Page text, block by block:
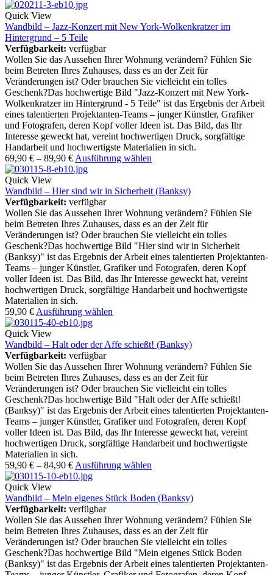
Quick View
Wandbild – Jazz-Konzert mit New York-Wolkenkratzer im
Hintergrund – 5 Teile
Verfügbarkeit: verfügbar
Wollen Sie das Aussehen Ihrer Wohnung verändern? Fühlen Sie
beim Betreten Ihres Zuhauses, dass es an der Zeit für
Veränderungen ist? Oder brauchen Sie vielleicht ein tolles
Geschenk?Das hochwertige Bild "Jazz-Konzert mit New York-
Wolkenkratzer im Hintergrund - 5 Teile" ist das Ergebnis der Arbeit
eines talentierten Projektanten-Teams – junger Künstler, Grafiker
und Fotografen, deren Kopf voller Ideen ist. Das Bild, das Ihr
Interesse geweckt hat, vereint hochwertigen Druck, sorgfältige
Handarbeit und hochwertigste Materialien in sich.
69,90 € – 89,90 € Ausführung wählen
Quick View
Wandbild – Hier sind wir in Sicherheit (Banksy)
Verfügbarkeit: verfügbar
Wollen Sie das Aussehen Ihrer Wohnung verändern? Fühlen Sie
beim Betreten Ihres Zuhauses, dass es an der Zeit für
Veränderungen ist? Oder brauchen Sie vielleicht ein tolles
Geschenk?Das hochwertige Bild "Hier sind wir in Sicherheit
(Banksy)" ist das Ergebnis der Arbeit eines talentierten Projektanten-
Teams – junger Künstler, Grafiker und Fotografen, deren Kopf
voller Ideen ist. Das Bild, das Ihr Interesse geweckt hat, vereint
hochwertigen Druck, sorgfältige Handarbeit und hochwertigste
Materialien in sich.
59,90 € Ausführung wählen
Quick View
Wandbild – Halt oder der Affe schießt! (Banksy)
Verfügbarkeit: verfügbar
Wollen Sie das Aussehen Ihrer Wohnung verändern? Fühlen Sie
beim Betreten Ihres Zuhauses, dass es an der Zeit für
Veränderungen ist? Oder brauchen Sie vielleicht ein tolles
Geschenk?Das hochwertige Bild "Halt oder der Affe schießt!
(Banksy)" ist das Ergebnis der Arbeit eines talentierten Projektanten-
Teams – junger Künstler, Grafiker und Fotografen, deren Kopf
voller Ideen ist. Das Bild, das Ihr Interesse geweckt hat, vereint
hochwertigen Druck, sorgfältige Handarbeit und hochwertigste
Materialien in sich.
59,90 € – 84,90 € Ausführung wählen
Quick View
Wandbild – Mein eigenes Stück Boden (Banksy)
Verfügbarkeit: verfügbar
Wollen Sie das Aussehen Ihrer Wohnung verändern? Fühlen Sie
beim Betreten Ihres Zuhauses, dass es an der Zeit für
Veränderungen ist? Oder brauchen Sie vielleicht ein tolles
Geschenk?Das hochwertige Bild "Mein eigenes Stück Boden
(Banksy)" ist das Ergebnis der Arbeit eines talentierten Projektanten-